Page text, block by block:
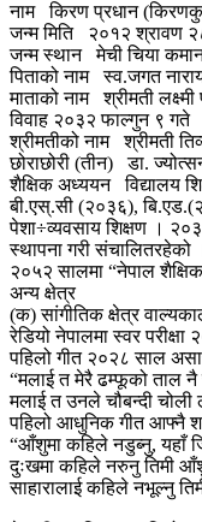
नाम
किरण प्रधान
जन्म मिति
२०१२ श्रावण
जन्म स्थान
मेची चिया
पिताको नाम
स्व.जगत
माताको नाम
श्रीमती
विवाह २०३२ फाल्गुन ९ गते
श्रीमतीको नाम
श्रीमती
छोराछोरी (तीन)
डा.
शैक्षिक अध्ययन
विद्यालय
बी.एस्.सी (२०३६),
पेशा÷व्यवसाय शिक्षण ।
स्थापना गरी
२०५२ सालमा “नेपाल
अन्य क्षेत्र
(क) सांगीतिक क्षेत्र
रेडियो नेपालमा स्वर
पहिलो गीत २०२८ साल
“मलाई त मेरै ढम्फूको ताल नै
मलाई त उनले चौबन्दी चोली
पहिलो आधुनिक गीत आफ्नै
“आँशुमा कहिले नडुब्नु, यहाँ
दुःखमा कहिले नरुनु तिमी
साहारालाई कहिले नभूल्नु